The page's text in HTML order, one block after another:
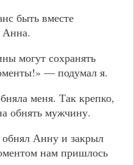
быть вместе
могут сохранять
— подумал я.
меня. Так крепко,
обнять мужчину.
Анну и закрыл
нам пришлось